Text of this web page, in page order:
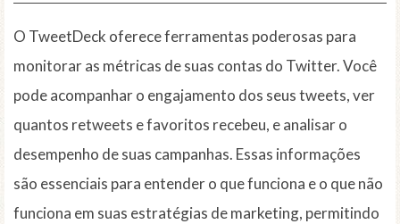
O TweetDeck oferece ferramentas poderosas para
monitorar as métricas de suas contas do Twitter. Você
pode acompanhar o engajamento dos seus tweets, ver
quantos retweets e favoritos recebeu, e analisar o
desempenho de suas campanhas. Essas informações
são essenciais para entender o que funciona e o que não
funciona em suas estratégias de marketing, permitindo